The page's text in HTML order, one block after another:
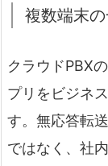
複数端末
クラウドPBX
プリをビジネ
す。無応答転
ではなく、社